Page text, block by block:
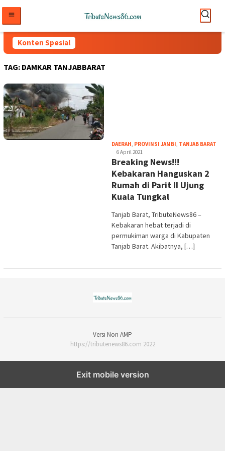
konten
Konten Spesial
TAG: DAMKAR TANJABBARAT
DAERAH, PROVINSI JAMBI, TANJAB BARAT
6 April 2021
Breaking News!!!
Kebakaran Hanguskan 2
Rumah di Parit II Ujung
Kuala Tungkal
Tanjab Barat, TributeNews86 –
Kebakaran hebat terjadi di
permukiman warga di Kabupaten
Tanjab Barat. Akibatnya, […]
Versi Non AMP
https://tributenews86.com 2022
Exit mobile version